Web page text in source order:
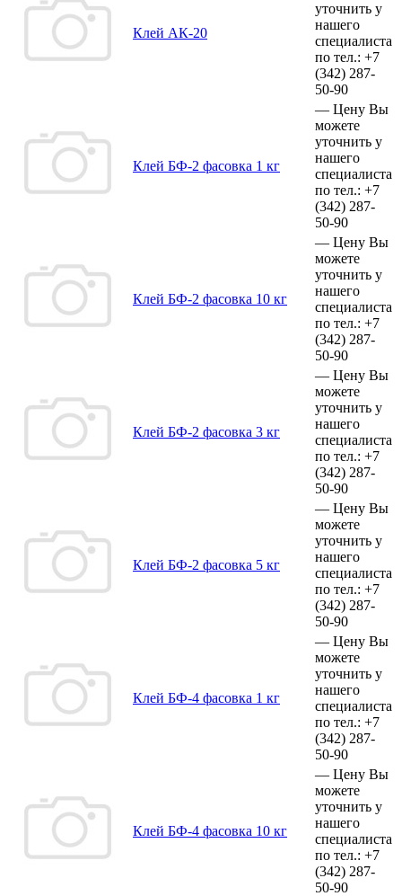
Клей АК-20
уточнить у
нашего
специалиста
по тел.: +7
(342) 287-
50-90
Клей БФ-2 фасовка 1 кг
— Цену Вы
можете
уточнить у
нашего
специалиста
по тел.: +7
(342) 287-
50-90
Клей БФ-2 фасовка 10 кг
— Цену Вы
можете
уточнить у
нашего
специалиста
по тел.: +7
(342) 287-
50-90
Клей БФ-2 фасовка 3 кг
— Цену Вы
можете
уточнить у
нашего
специалиста
по тел.: +7
(342) 287-
50-90
Клей БФ-2 фасовка 5 кг
— Цену Вы
можете
уточнить у
нашего
специалиста
по тел.: +7
(342) 287-
50-90
Клей БФ-4 фасовка 1 кг
— Цену Вы
можете
уточнить у
нашего
специалиста
по тел.: +7
(342) 287-
50-90
Клей БФ-4 фасовка 10 кг
— Цену Вы
можете
уточнить у
нашего
специалиста
по тел.: +7
(342) 287-
50-90